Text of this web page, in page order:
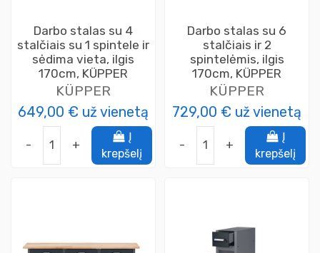
Darbo stalas su 4
stalčiais su 1 spintele ir
sėdima vieta, ilgis
170cm, KÜPPER
KÜPPER
649,00 € už vienetą
- +
Į
krepšelį
Darbo stalas su 6
stalčiais ir 2
spintelėmis, ilgis
170cm, KÜPPER
KÜPPER
729,00 € už vienetą
- +
Į
krepšelį